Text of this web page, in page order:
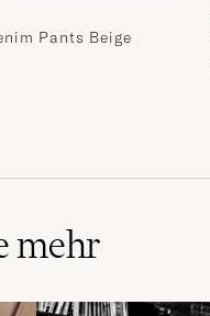
Pants Beige
mehr